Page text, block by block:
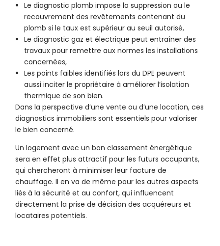
Le diagnostic plomb impose la suppression ou le
recouvrement des revêtements contenant du
plomb si le taux est supérieur au seuil autorisé,
Le diagnostic gaz et électrique peut entraîner des
travaux pour remettre aux normes les installations
concernées,
Les points faibles identifiés lors du DPE peuvent
aussi inciter le propriétaire à améliorer l’isolation
thermique de son bien.
Dans la perspective d’une vente ou d’une location, ces
diagnostics immobiliers sont essentiels pour valoriser
le bien concerné.
Un logement avec un bon classement énergétique
sera en effet plus attractif pour les futurs occupants,
qui chercheront à minimiser leur facture de
chauffage. Il en va de même pour les autres aspects
liés à la sécurité et au confort, qui influencent
directement la prise de décision des acquéreurs et
locataires potentiels.